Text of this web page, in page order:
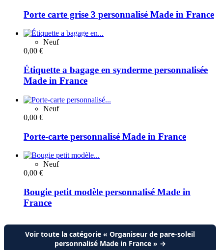
Porte carte grise 3 personnalisé Made in France
Neuf
0,00 €
Étiquette a bagage en synderme personnalisée
Made in France
Neuf
0,00 €
Porte-carte personnalisé Made in France
Neuf
0,00 €
Bougie petit modèle personnalisé Made in
France
Voir toute la catégorie « Organiseur de pare-soleil
personnalisé Made in France » →